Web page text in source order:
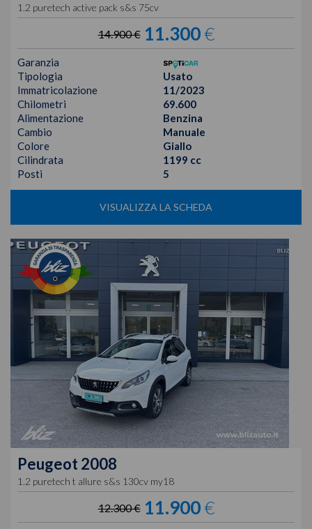
1.2 puretech active pack s&s 75cv
14.900 € 11.300€
Garanzia
Tipologia
Usato
Immatricolazione
11/2023
Chilometri
69.600
Alimentazione
Benzina
Cambio
Manuale
Colore
Giallo
Cilindrata
1199 cc
Posti
5
VISUALIZZA LA SCHEDA
Peugeot 2008
1.2 puretech t allure s&s 130cv my18
12.300 € 11.900€